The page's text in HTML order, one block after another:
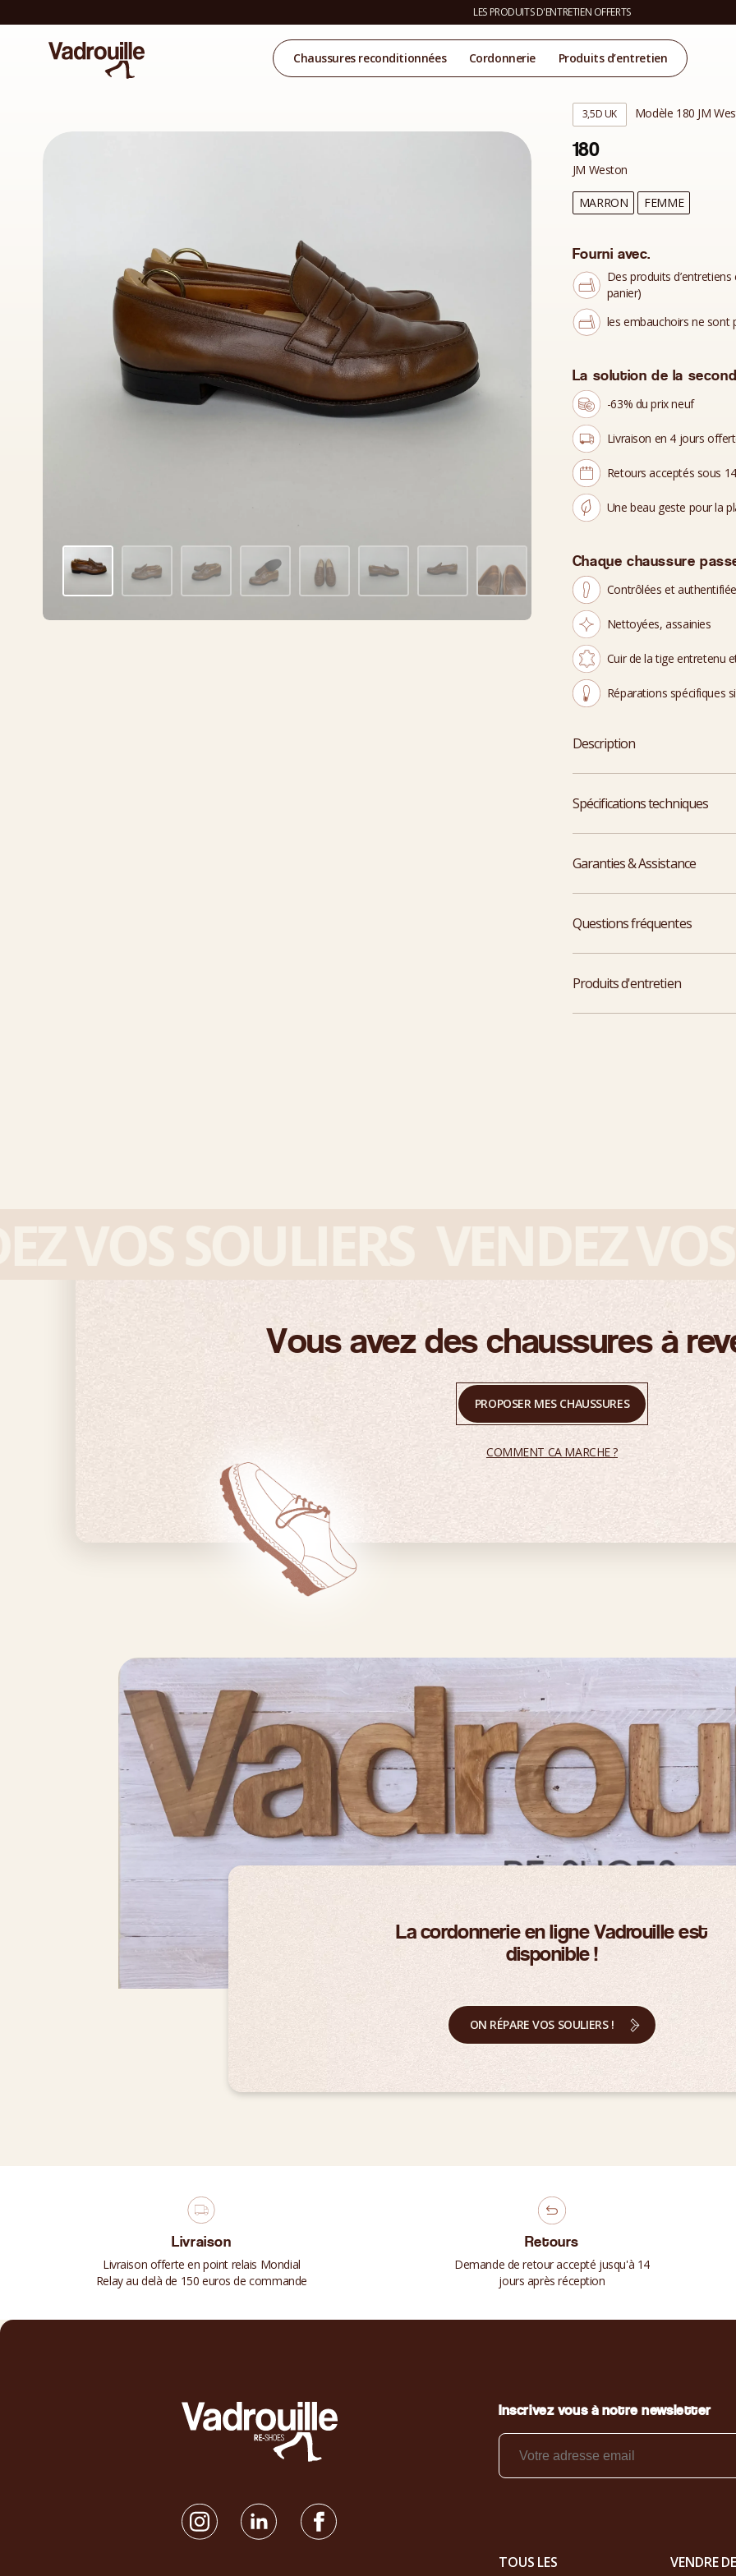
LES PRODUITS D'ENTRETIEN OFFERTS
Chaussures reconditionnées Cordonnerie Produits d’entretien
3,5D UK Modèle 180 JM
180
JM Weston
MARRON FEMME
Fourni avec.
Des produits
panier)
les embauchoirs ne sont
La solution de la
-63% du prix neuf
Livraison en 4 jours
Retours acceptés sous
Une beau geste pour la
Chaque chaussure
Contrôlées et
Nettoyées, assainies
Cuir de la tige entretenu
Réparations spécifiques
Description
Spécifications techniques
Garanties & Assistance
Questions fréquentes
Produits d'entretien
Vous avez des chaussures à
PROPOSER MES CHAUSSURES
COMMENT CA MARCHE ?
La cordonnerie en ligne Vadrouille est
disponible !
ON RÉPARE VOS SOULIERS !
Livraison
Livraison offerte en point relais Mondial
Relay au delà de 150 euros de commande
Retours
Demande de retour accepté jusqu'à 14
jours après réception
Inscrivez vous à notre newsletter
TOUS LES VENDRE